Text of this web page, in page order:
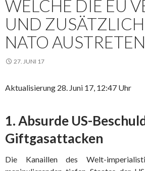
WELCHE DIE EU
UND
NATO
27. JUNI 17
Aktualisierung 28. Juni 17, 12:47 Uhr
1. Absurde US-
Giftgasattacken
Die Kanaillen des Welt-